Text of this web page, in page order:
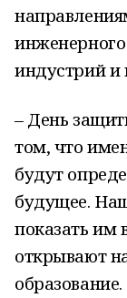
индустрий и
– День
том, что
будут
будущее.
показать им
открывают